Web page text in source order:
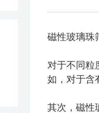
磁性玻璃珠
对于不同粒
如，对于含
其次，磁性